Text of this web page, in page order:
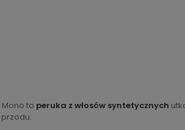
to peruka z włosów syntetycznych